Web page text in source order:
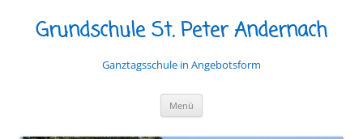
Grundschule St. Peter Andernach
Ganztagsschule in Angebotsform
Menü